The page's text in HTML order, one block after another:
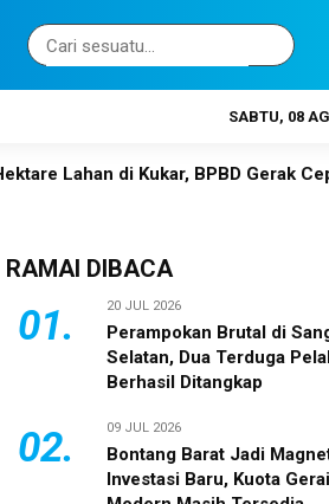
SABTU, 08
di Kukar, BPBD Gerak Cepat Lakukan
RAMAI DIBACA
01. 20 JUL 2026
Perampokan Brutal di
Selatan, Dua Terduga
Berhasil Ditangkap
02. 09 JUL 2026
Bontang Barat Jadi
Investasi Baru, Kuota Gerai